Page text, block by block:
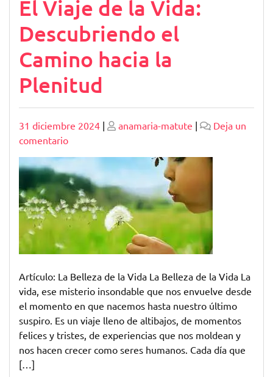
El Viaje de la Vida:
Descubriendo el
Camino hacia la
Plenitud
Publicado
31 diciembre 2024 | Publicado
anamaria-matute |
Deja un
comentarioen
El
Viaje
de
la
Vida:
Descubriendo
Camino
hacia
la
Artículo: La Belleza de la Vida La Belleza de la Vida La
vida, ese misterio insondable que nos envuelve desde
el momento en que nacemos hasta nuestro último
suspiro. Es un viaje lleno de altibajos, de momentos
felices y tristes, de experiencias que nos moldean y
nos hacen crecer como seres humanos. Cada día que
[…]